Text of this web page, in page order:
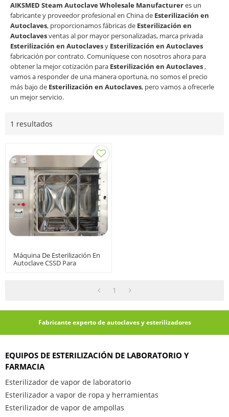
AIKSMED Steam Autoclave Wholesale Manufactureres un
fabricante y proveedor profesional en China de Esterilización en
Autoclaves, proporcionamos fábricas de Esterilización en
Autoclavesventas al por mayor personalizadas, marca privada
Esterilización en Autoclavesy Esterilización en Autoclaves
fabricación por contrato. Comuníquese con nosotros ahora para
obtener la mejor cotización para Esterilización en Autoclaves,
vamos a responder de una manera oportuna, no somos el precio
más bajo de Esterilización en Autoclaves, pero vamos a ofrecerle
un mejor servicio.
1 resultados
Máquina De Esterilización En
Autoclave CSSD Para
1
Fabricante experto de autoclaves y esterilizadores
EQUIPOS DE ESTERILIZACIÓN DE LABORATORIO Y
FARMACIA
Esterilizador de vapor de laboratorio
Esterilizador a vapor de ropa y herramientas
Esterilizador de vapor de ampollas